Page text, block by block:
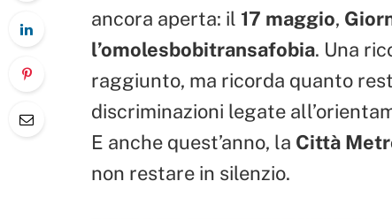
ancora aperta: il 17 maggio,
l’omolesbobitransafobia. Una
raggiunto, ma ricorda quanto
discriminazioni legate
E anche quest’anno, la Città
non restare in silenzio.